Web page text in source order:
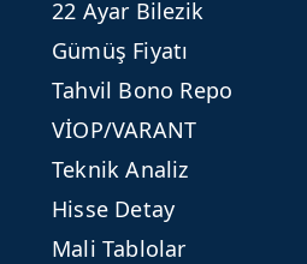
22 Ayar Bilezik
Gümüş Fiyatı
Tahvil Bono Repo
VİOP/VARANT
Teknik Analiz
Hisse Detay
Mali Tablolar